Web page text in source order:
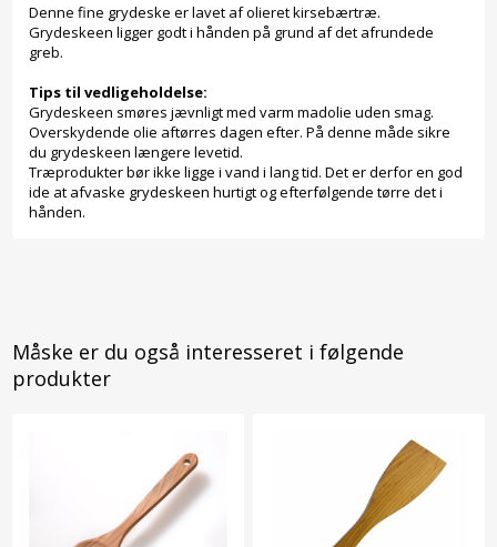
Denne fine grydeske er lavet af olieret kirsebærtræ.
Grydeskeen ligger godt i hånden på grund af det afrundede
greb.
Tips til vedligeholdelse:
Grydeskeen smøres jævnligt med varm madolie uden smag.
Overskydende olie aftørres dagen efter. På denne måde sikre
du grydeskeen længere levetid.
Træprodukter bør ikke ligge i vand i lang tid. Det er derfor en god
ide at afvaske grydeskeen hurtigt og efterfølgende tørre det i
hånden.
Måske er du også interesseret i følgende
produkter